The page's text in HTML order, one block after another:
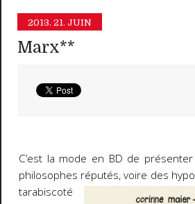
2013. 21. JUIN
Marx**
C’est la mode en BD de
philosophes réputés, voire des
tarabiscoté